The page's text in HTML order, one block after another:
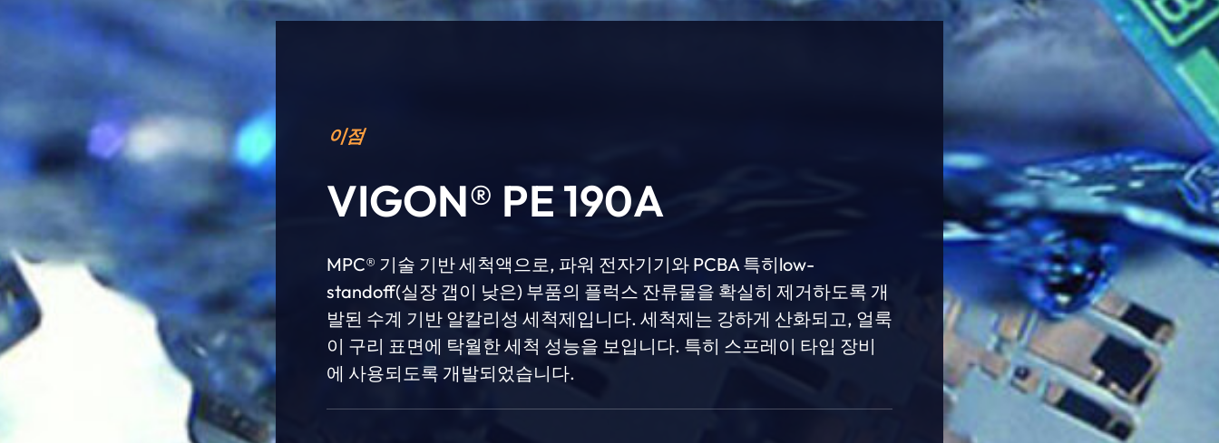
이점
VIGON® PE 190A
MPC® 기술 기반 세척액으로, 파워 전자기기와 PCBA 특히low-
standoff(실장 갭이 낮은) 부품의 플럭스 잔류물을 확실히 제거하도록 개
발된 수계 기반 알칼리성 세척제입니다. 세척제는 강하게 산화되고, 얼룩
이 구리 표면에 탁월한 세척 성능을 보입니다. 특히 스프레이 타입 장비
에 사용되도록 개발되었습니다.